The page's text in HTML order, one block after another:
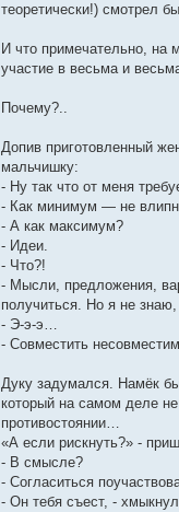
теоретически!) смотрел
И что примечательно, на
участие в весьма и
Почему?..
Допив приготовленный
мальчишку:
- Ну так что от меня
- Как минимум — не
- А как максимум?
- Идеи.
- Что?!
- Мысли, предложения,
получиться. Но я не
- Э-э-э…
- Совместить
Дуку задумался. Намёк
который на самом деле
противостоянии…
«А если рискнуть?» -
- В смысле?
- Согласиться
- Он тебя съест, -